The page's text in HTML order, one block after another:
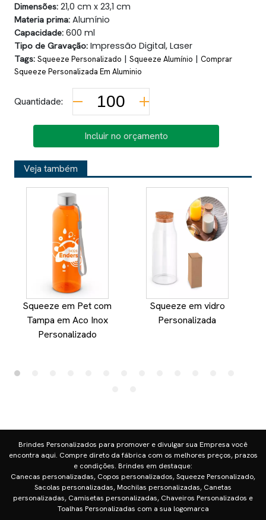
Dimensões: 21,0 cm x 23,1 cm
Materia prima: Alumínio
Capacidade: 600 ml
Tipo de Gravação: Impressão Digital, Laser
Tags: Squeeze Personalizado | Squeeze Alumínio | Comprar
Squeeze Personalizada Em Aluminio
Quantidade:
Incluir no orçamento
Veja também
Squeeze em Pet com
Tampa em Aco Inox
Personalizado
Squeeze em vidro
Personalizada
Brindes Personalizados para promover e divulgar sua Empresa você
encontra aqui. Compre direto da fábrica com os melhores preços, prazos
e condições. Brindes em destaque:
Canecas personalizadas, Copos personalizados, Squeeze Personalizado,
Sacolas personalizadas, Mochilas personalizadas, Canetas
personalizadas, Camisetas personalizadas, Chaveiros Personalizados e
Toalhas Personalizadas com a sua logomarca